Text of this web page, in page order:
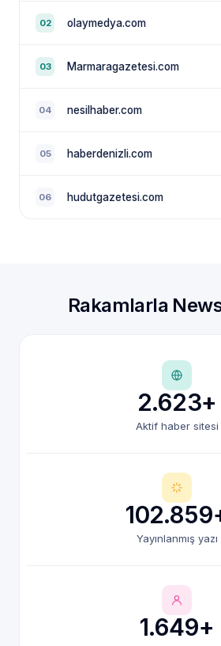
02 olaymedya.com
03 Marmaragazetesi.com
04 nesilhaber.com
05 haberdenizli.com
06 hudutgazetesi.com
Rakamlarla
2.623+
Aktif haber sitesi
Yayınlanmış yazı
1.649+